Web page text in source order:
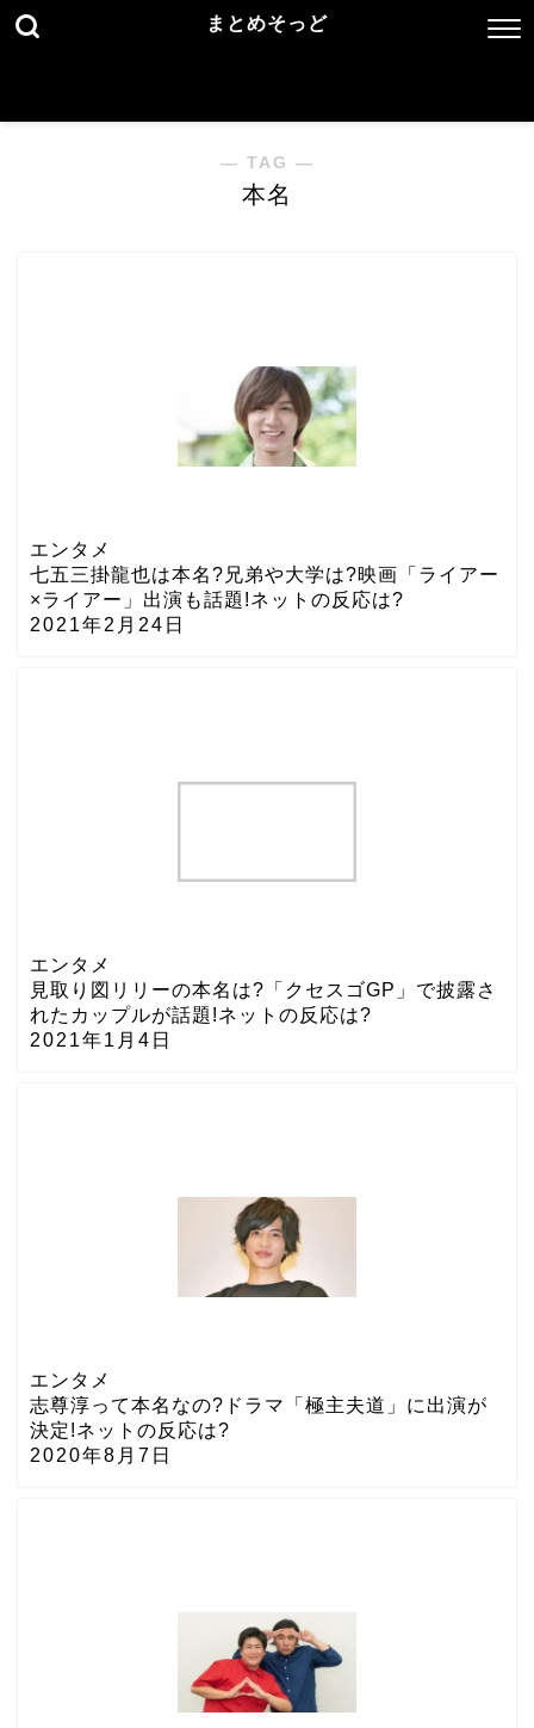
まとめそっど
― TAG ―
本名
エンタメ
七五三掛龍也は本名?兄弟や大学は?映画「ライアー
×ライアー」出演も話題!ネットの反応は?
2021年2月24日
エンタメ
見取り図リリーの本名は?「クセスゴGP」で披露さ
れたカップルが話題!ネットの反応は?
2021年1月4日
エンタメ
志尊淳って本名なの?ドラマ「極主夫道」に出演が
決定!ネットの反応は?
2020年8月7日